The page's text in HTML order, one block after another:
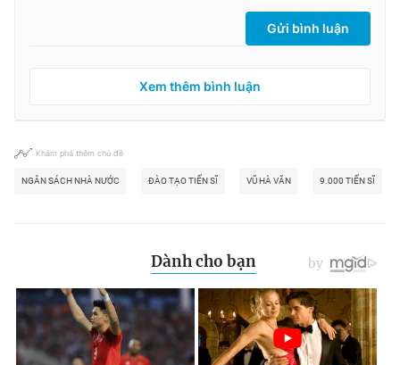
Gửi bình luận
Xem thêm bình luận
Khám phá thêm chủ đề
NGÂN SÁCH NHÀ NƯỚC ĐÀO TẠO TIẾN SĨ VŨ HÀ VĂN 9.000 TIẾN SĨ